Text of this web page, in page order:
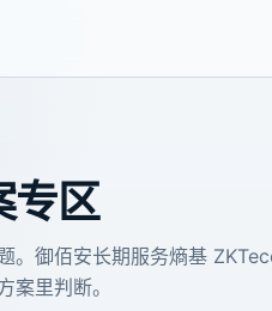
专区
。御佰安长期服务熵基
里判断。